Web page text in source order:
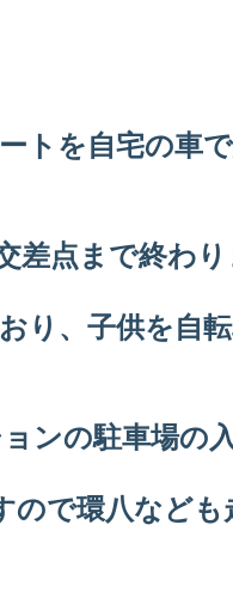
トを自宅の車
点まで終わり
り、子供を自
ンの駐車場の
で環八など